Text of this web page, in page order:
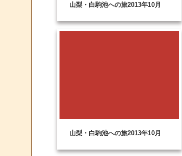
山梨・白駒池への旅2013年10月
山梨・白駒池への旅2013年10月